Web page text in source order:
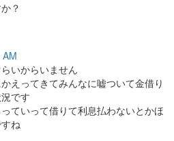
？
いからいません
えってきてみんなに嘘ついて金借り
です
ていって借りて利息払わないとかほ
ね